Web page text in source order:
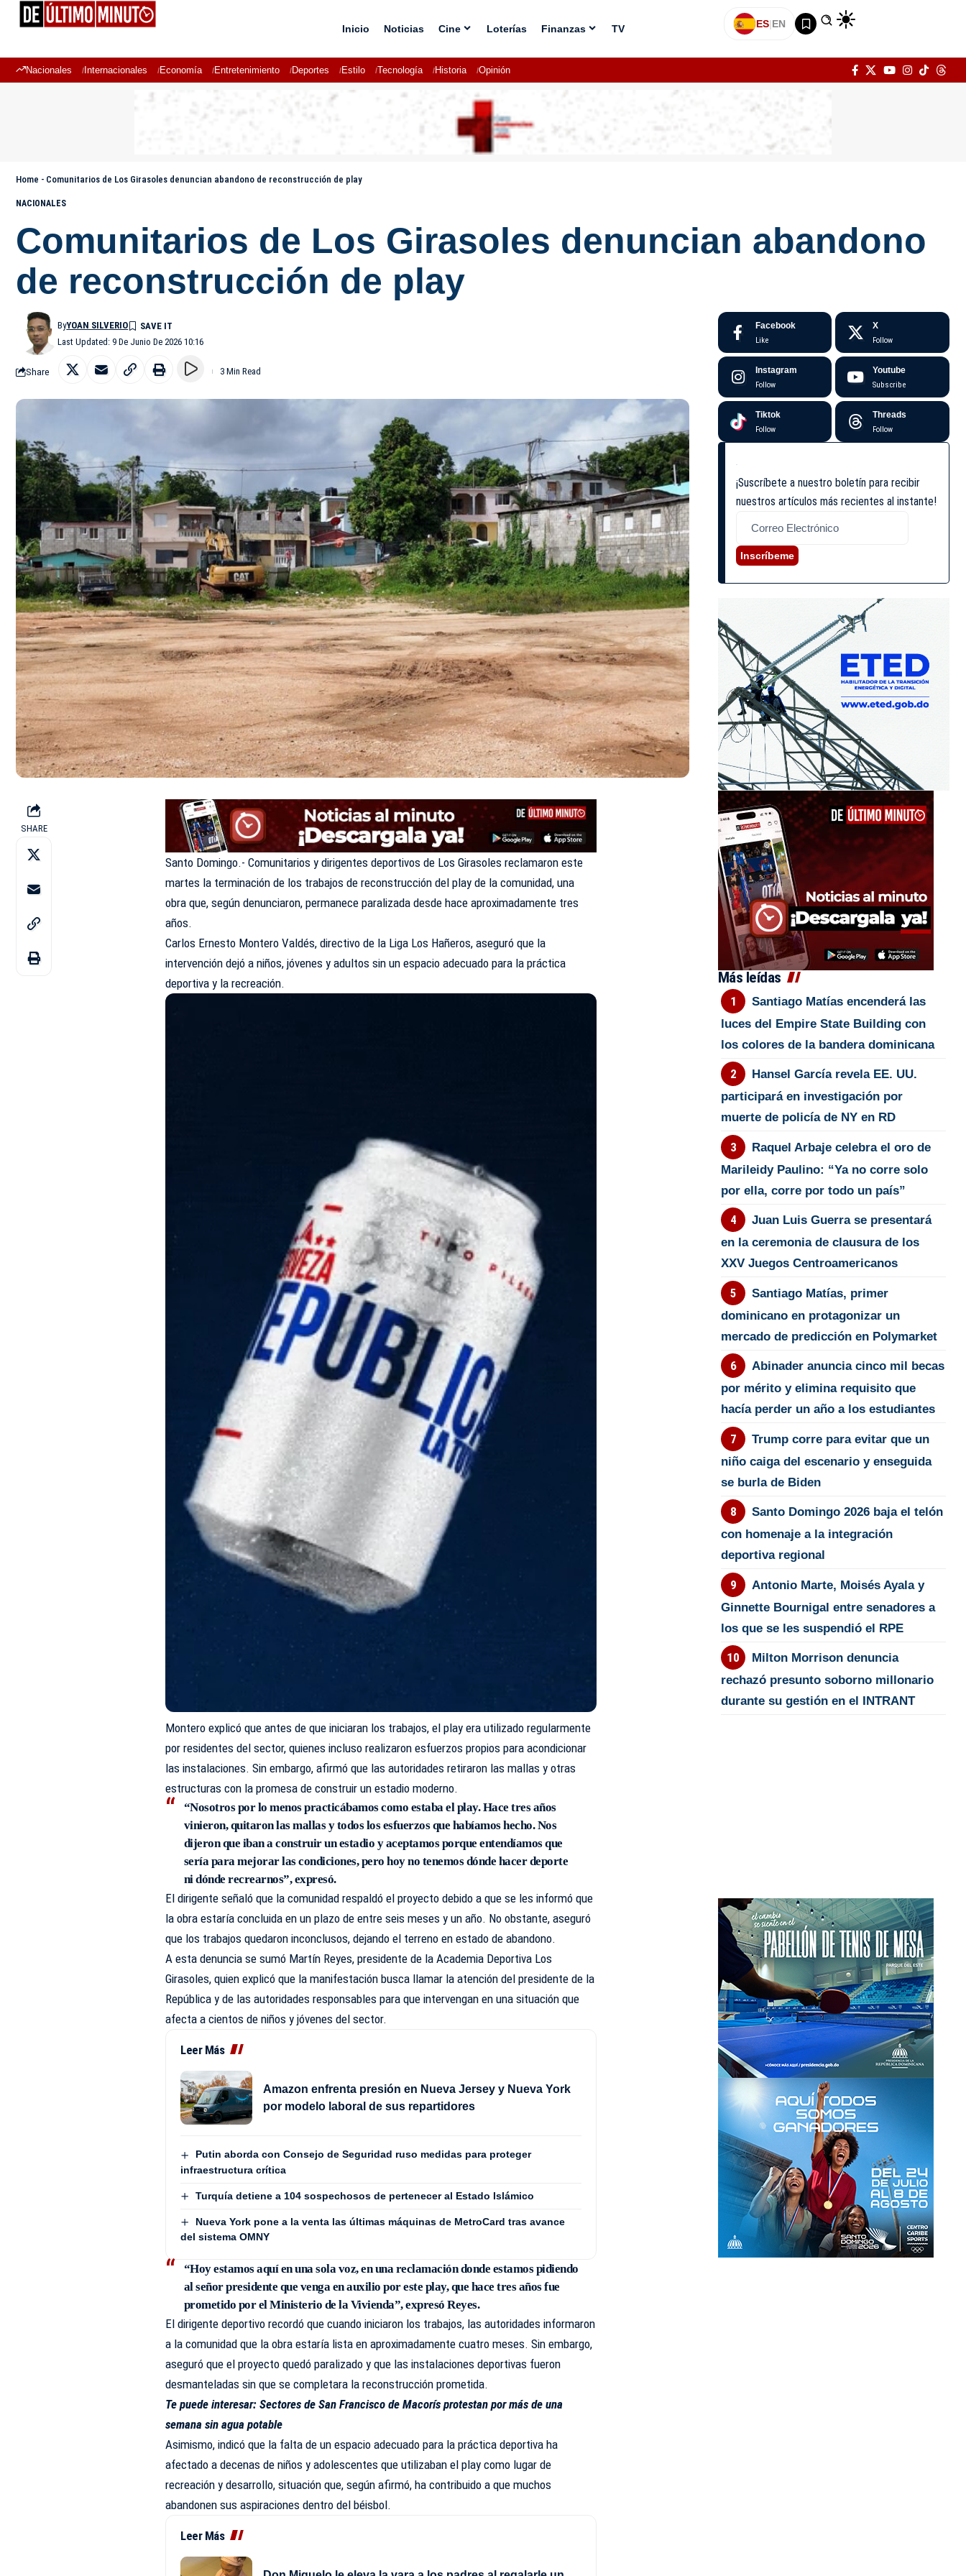
Inicio Noticias Cine Loterías Finanzas TV ES|EN
Nacionales Internacionales Economía Entretenimiento Deportes Estilo Tecnología Historia Opinión
Home - Comunitarios de Los Girasoles denuncian abandono de reconstrucción de play
NACIONALES
Comunitarios de Los Girasoles denuncian abandono
de reconstrucción de play
Last Updated: 9 De Junio De 2026 10:16
ByYOAN SILVERIO
Share 3 Min Read
SHARE
Santo Domingo.- Comunitarios y dirigentes deportivos de Los Girasoles reclamaron este
martes la terminación de los trabajos de reconstrucción del play de la comunidad, una
obra que, según denunciaron, permanece paralizada desde hace aproximadamente tres
años.
Carlos Ernesto Montero Valdés, directivo de la Liga Los Hañeros, aseguró que la
intervención dejó a niños, jóvenes y adultos sin un espacio adecuado para la práctica
deportiva y la recreación.
Montero explicó que antes de que iniciaran los trabajos, el play era utilizado regularmente
por residentes del sector, quienes incluso realizaron esfuerzos propios para acondicionar
las instalaciones. Sin embargo, afirmó que las autoridades retiraron las mallas y otras
estructuras con la promesa de construir un estadio moderno.
“Nosotros por lo menos practicábamos como estaba el play. Hace tres años
vinieron, quitaron las mallas y todos los esfuerzos que habíamos hecho. Nos
dijeron que iban a construir un estadio y aceptamos porque entendíamos que
sería para mejorar las condiciones, pero hoy no tenemos dónde hacer deporte
ni dónde recrearnos”, expresó.
El dirigente señaló que la comunidad respaldó el proyecto debido a que se les informó que
la obra estaría concluida en un plazo de entre seis meses y un año. No obstante, aseguró
que los trabajos quedaron inconclusos, dejando el terreno en estado de abandono.
A esta denuncia se sumó Martín Reyes, presidente de la Academia Deportiva Los
Girasoles, quien explicó que la manifestación busca llamar la atención del presidente de la
República y de las autoridades responsables para que intervengan en una situación que
afecta a cientos de niños y jóvenes del sector.
Leer Más
Amazon enfrenta presión en Nueva Jersey y Nueva York
por modelo laboral de sus repartidores
Putin aborda con Consejo de Seguridad ruso medidas para proteger
infraestructura crítica
Turquía detiene a 104 sospechosos de pertenecer al Estado Islámico
Nueva York pone a la venta las últimas máquinas de MetroCard tras avance
del sistema OMNY
“Hoy estamos aquí en una sola voz, en una reclamación donde estamos pidiendo
al señor presidente que venga en auxilio por este play, que hace tres años fue
prometido por el Ministerio de la Vivienda”, expresó Reyes.
El dirigente deportivo recordó que cuando iniciaron los trabajos, las autoridades informaron
a la comunidad que la obra estaría lista en aproximadamente cuatro meses. Sin embargo,
aseguró que el proyecto quedó paralizado y que las instalaciones deportivas fueron
desmanteladas sin que se completara la reconstrucción prometida.
Te puede interesar:Sectores de San Francisco de Macorís protestan por más de una
semana sin agua potable
Asimismo, indicó que la falta de un espacio adecuado para la práctica deportiva ha
afectado a decenas de niños y adolescentes que utilizaban el play como lugar de
recreación y desarrollo, situación que, según afirmó, ha contribuido a que muchos
abandonen sus aspiraciones dentro del béisbol.
Leer Más
Facebook
Like
X
Follow
Instagram
Follow
Youtube
Subscribe
Tiktok
Follow
Threads
Follow
¡Suscríbete a nuestro boletín para recibir
nuestros artículos más recientes al instante!
Inscríbeme
Más leídas
Santiago Matías encenderá las
luces del Empire State Building con
los colores de la bandera dominicana
Hansel García revela EE. UU.
participará en investigación por
muerte de policía de NY en RD
Raquel Arbaje celebra el oro de
Marileidy Paulino: “Ya no corre solo
por ella, corre por todo un país”
Juan Luis Guerra se presentará
en la ceremonia de clausura de los
XXV Juegos Centroamericanos
Santiago Matías, primer
dominicano en protagonizar un
mercado de predicción en Polymarket
Abinader anuncia cinco mil becas
por mérito y elimina requisito que
hacía perder un año a los estudiantes
Trump corre para evitar que un
niño caiga del escenario y enseguida
se burla de Biden
Santo Domingo 2026 baja el telón
con homenaje a la integración
deportiva regional
Antonio Marte, Moisés Ayala y
Ginnette Bournigal entre senadores a
los que se les suspendió el RPE
Milton Morrison denuncia
rechazó presunto soborno millonario
durante su gestión en el INTRANT